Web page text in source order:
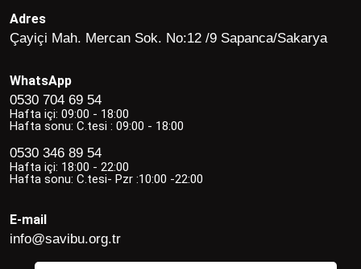
Adres
Çayiçi Mah. Mercan Sok. No:12 /9 Sapanca/Sakarya
WhatsApp
0530 704 69 54
Hafta içi: 09:00 - 18:00
Hafta sonu: C.tesi : 09:00 - 18:00
0530 346 89 54
Hafta içi: 18:00 - 22:00
Hafta sonu: C.tesi- Pzr :10:00 -22:00
E-mail
info@savibu.org.tr